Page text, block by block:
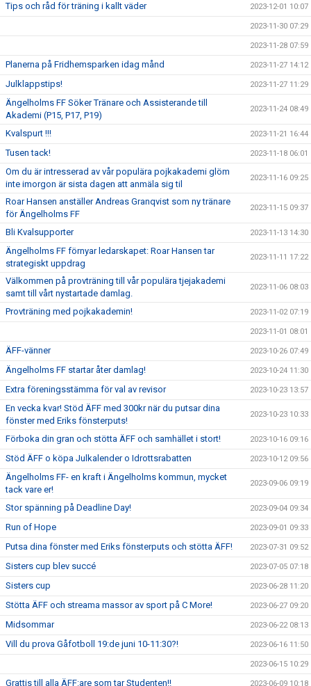
Tips och råd för träning i kallt väder 2023-12-01 10:07
2023-11-30 07:29
2023-11-28 07:59
Planerna på Fridhemsparken idag månd 2023-11-27 14:12
Julklappstips! 2023-11-27 11:29
Ängelholms FF Söker Tränare och Assisterande till
Akademi (P15, P17, P19)
2023-11-24 08:49
Kvalspurt !!! 2023-11-21 16:44
Tusen tack! 2023-11-18 06:01
Om du är intresserad av vår populära pojkakademi glöm
inte imorgon är sista dagen att anmäla sig til
2023-11-16 09:25
Roar Hansen anställer Andreas Granqvist som ny tränare
för Ängelholms FF
2023-11-15 09:37
Bli Kvalsupporter 2023-11-13 14:30
Ängelholms FF förnyar ledarskapet: Roar Hansen tar
strategiskt uppdrag
2023-11-11 17:22
Välkommen på provträning till vår populära tjejakademi
samt till vårt nystartade damlag.
2023-11-06 08:03
Provträning med pojkakademin! 2023-11-02 07:19
2023-11-01 08:01
ÄFF-vänner 2023-10-26 07:49
Ängelholms FF startar åter damlag! 2023-10-24 11:30
Extra föreningsstämma för val av revisor 2023-10-23 13:57
En vecka kvar! Stöd ÄFF med 300kr när du putsar dina
fönster med Eriks fönsterputs!
2023-10-23 10:33
Förboka din gran och stötta ÄFF och samhället i stort! 2023-10-16 09:16
Stöd ÄFF o köpa Julkalender o Idrottsrabatten 2023-10-12 09:56
Ängelholms FF- en kraft i Ängelholms kommun, mycket
tack vare er!
2023-09-06 09:19
Stor spänning på Deadline Day! 2023-09-04 09:34
Run of Hope 2023-09-01 09:33
Putsa dina fönster med Eriks fönsterputs och stötta ÄFF! 2023-07-31 09:52
Sisters cup blev succé 2023-07-05 07:18
Sisters cup 2023-06-28 11:20
Stötta ÄFF och streama massor av sport på C More! 2023-06-27 09:20
Midsommar 2023-06-22 08:13
Vill du prova Gåfotboll 19:de juni 10-11:30?! 2023-06-16 11:50
2023-06-15 10:29
Grattis till alla ÄFF:are som tar Studenten!! 2023-06-09 10:18